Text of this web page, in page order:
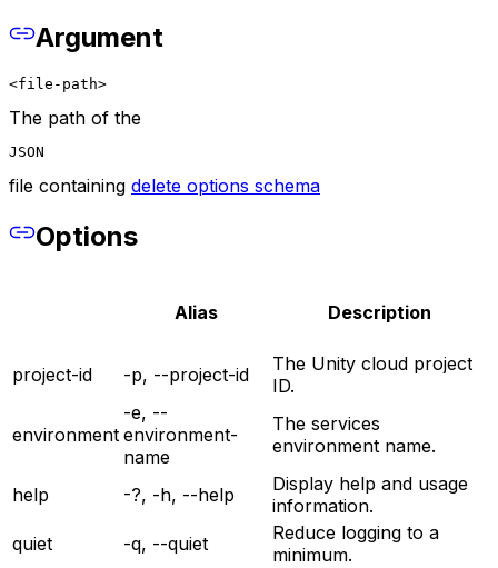
Argument
<file-path>
The path of the
JSON
file containing delete options schema
Options
Alias Description
project-id -p, --project-id
The Unity cloud project
ID.
environment
-e, --
environment-
name
The services
environment name.
help -?, -h, --help
Display help and usage
information.
quiet
-q, --quiet
Reduce logging to a
minimum.